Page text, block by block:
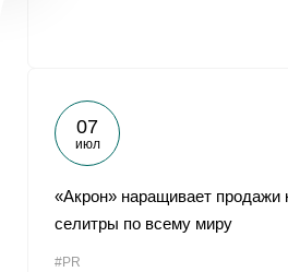
07
июл
«Акрон» наращивает продажи
селитры по всему миру
#PR